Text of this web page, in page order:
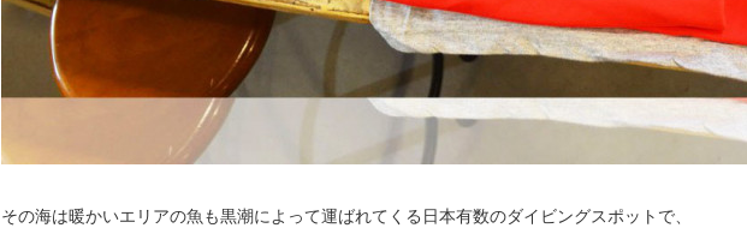
その海は暖かいエリアの魚も黒潮によって運ばれてくる日本有数のダイビングスポットで、